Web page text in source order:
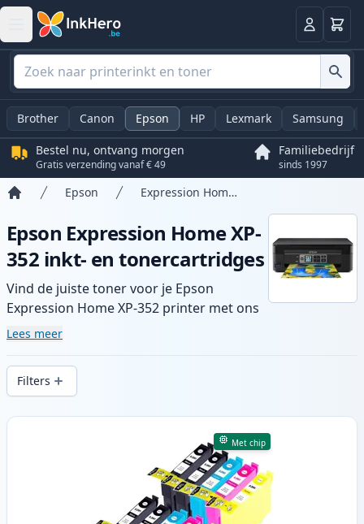
Log in
Brother Canon Epson HP Lexmark Samsung
Bestel nu, ontvang morgen
Gratis verzending vanaf € 49
Familiebedrijf
sinds 1997
Epson Expression Home XP-352
Epson Expression Home XP-
352 inkt- en tonercartridges
Vind de juiste toner voor je Epson
Expression Home XP-352 printer met ons
assortiment compatibele en high-yield
printkwaliteit en snelle levering vanuit
lokale voorraad in .
Lees meer
Filters
Producten
Met chip